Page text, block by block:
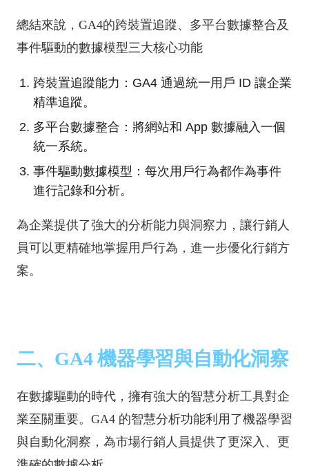
總結來說，GA4的跨裝置追蹤、多平台數據整合及
事件驅動的數據模型三大核心功能
跨裝置追蹤能力：GA4 通過統一用戶 ID 讓企業
精準追蹤。
多平台數據整合：將網站和 App 數據融入一個
統一系統。
事件驅動數據模型：每次用戶行為都作為事件
進行記錄和分析。
為企業提供了強大的分析能力與洞察力，讓行銷人
員可以更精確地掌握用戶行為，進一步優化行銷方
案。
二、GA4 機器學習與自動化洞察
在數據驅動的時代，擁有強大的智慧分析工具對企
業至關重要。GA4 的智慧分析功能利用了機器學習
與自動化洞察，為市場行銷人員提供了更深入、更